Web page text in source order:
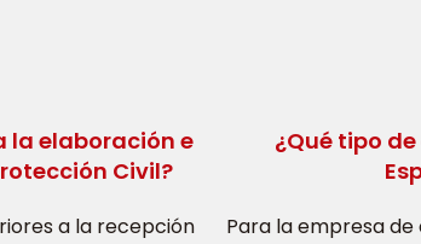
elaboración e
Civil?
a la recepción
¿Qué tipo
Para la empresa